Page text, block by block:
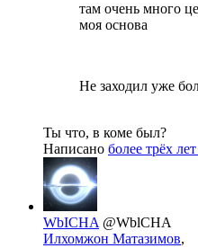
там очень много
моя основа
Не заходил уже
Ты что, в коме был?
Написано более трёх
WbICHA @WblCHA
Илхомжон Матазимов,